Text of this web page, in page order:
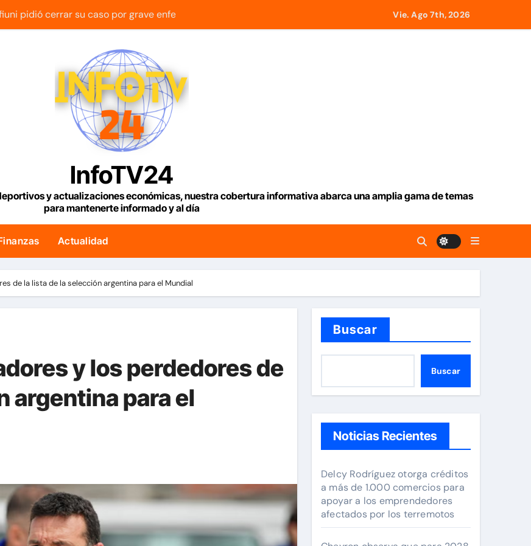
pidió cerrar su caso por grave enfermedad
temblores que ocurrieron en Barquisimeto
a recibir los Juegos Centroamericanos y del Caribe tras mas de 70 años
asumió la Presidencia en medio de una polarización
rescate española que ayudó a buscar sobrevivientes bajo los escombros tras los terremotos
metodología para el proceso de diálogo en Venezuela
créditos a más de 1.000 comercios para apoyar a los emprendedores afectados por los terremotos
Vie. Ago 7th, 2026
InfoTV24
y actualizaciones económicas, nuestra cobertura informativa abarca una amplia gama de temas
para mantenerte informado y al día
Actualidad
de la lista de la selección argentina para el Mundial
y los perdedores de
argentina para el
Buscar
Buscar
Noticias Recientes
Delcy Rodríguez otorga créditos
a más de 1.000 comercios para
apoyar a los emprendedores
afectados por los terremotos